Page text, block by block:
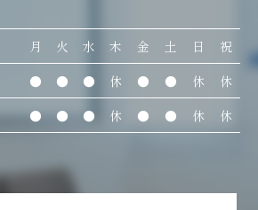
月 火 水 木 金 土 日
祝
● ● ● 休 ● ● 休
休
● ● ● 休 ● ● 休 休